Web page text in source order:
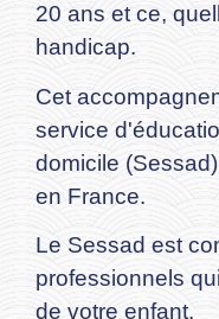
20 ans et ce,
handicap.
Cet
service
domicile
en France.
Le Sessad est
professionnels
de votre enfant.